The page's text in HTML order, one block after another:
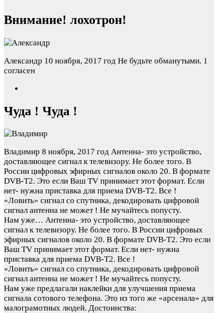
Внимание! лохотрон!
Александр 10 ноября, 2017 год Не будьте обманутыми. 1
согласен
Чуда ! Чуда !
Владимир 8 ноября, 2017 год Антенна- это устройство,
доставляющее сигнал к телевизору. Не более того. В
России цифровых эфирных сигналов около 20. В формате
DVB-T2. Это если Ваш TV принимает этот формат. Если
нет- нужна приставка для приема DVB-T2. Все !
«Ловить» сигнал со спутника, декодировать цифровой
сигнал антенна не может ! Не мучайтесь попусту.
Нам уже… Антенна- это устройство, доставляющее
сигнал к телевизору. Не более того. В России цифровых
эфирных сигналов около 20. В формате DVB-T2. Это если
Ваш TV принимает этот формат. Если нет- нужна
приставка для приема DVB-T2. Все !
«Ловить» сигнал со спутника, декодировать цифровой
сигнал антенна не может ! Не мучайтесь попусту.
Нам уже предлагали наклейки для улучшения приема
сигнала сотового телефона. Это из того же «арсенала» для
малограмотных людей. Достоинства: